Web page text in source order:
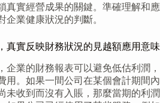
真實經營成果的關鍵。準確理解和應
企業健康狀況的判斷。
真實反映財務狀況的見越額應用意味
企業的財務報表可以避免低估利潤，
用。如果一間公司在某個會計期間內
未收到而沒有入賬，那麼當期的利潤